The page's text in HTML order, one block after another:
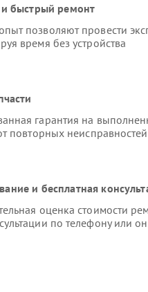
и быстрый ремонт
позволяют провести
время без устройства
гарантия на
повторных неисправностей
и бесплатная
оценка стоимости
по телефону или